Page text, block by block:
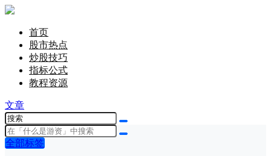
首页
股市热点
炒股技巧
指标公式
教程资源
文章
全部标签